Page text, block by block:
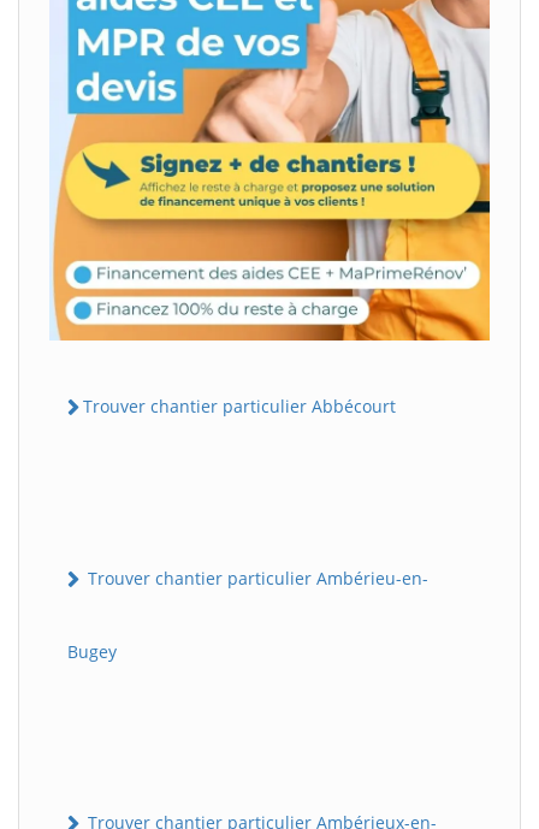
Trouver chantier particulier Abbécourt
Trouver chantier particulier Ambérieu-en-
Bugey
Trouver chantier particulier Ambérieux-en-